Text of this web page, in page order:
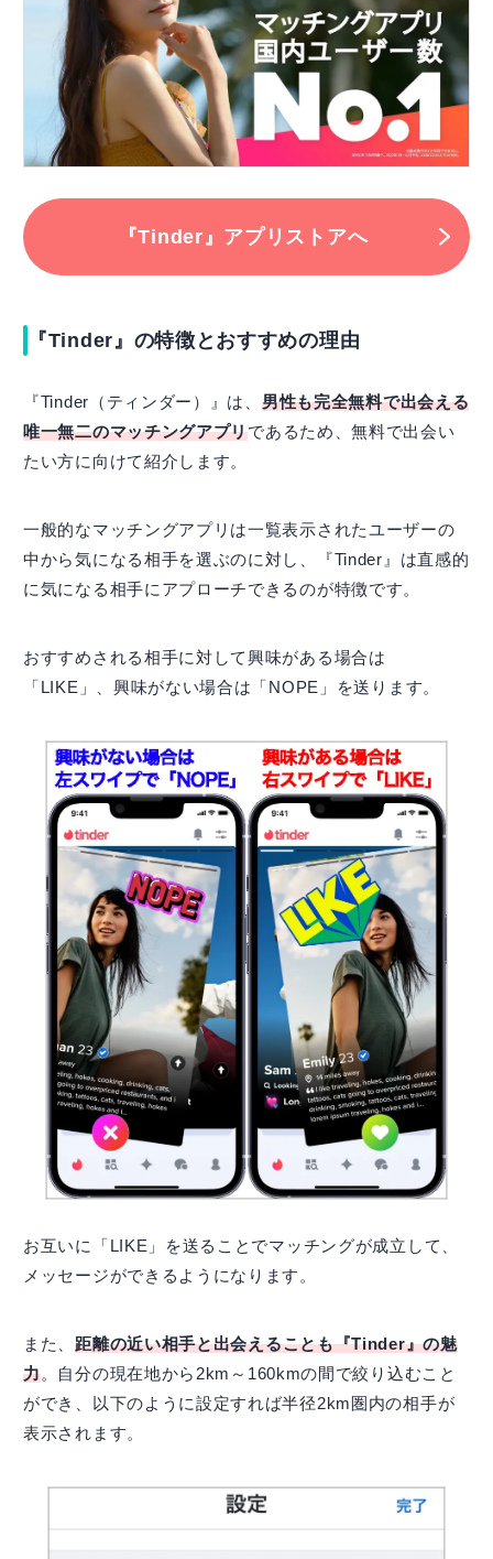
『Tinder』アプリストアへ
『Tinder』の特徴とおすすめの理由
『Tinder（ティンダー）』は、 男性も完全無料で出会える
唯一無二のマッチングアプリであるため、無料で出会い
たい方に向けて紹介します。
一般的なマッチングアプリは一覧表示されたユーザーの
中から気になる相手を選ぶのに対し、『Tinder』は直感的
に気になる相手にアプローチできるのが特徴です。
おすすめされる相手に対して興味がある場合は
「LIKE」、興味がない場合は「NOPE」を送ります。
お互いに「LIKE」を送ることでマッチングが成立して、
メッセージができるようになります。
また、距離の近い相手と出会えることも『Tinder』の魅
力。自分の現在地から2km～160kmの間で絞り込むこと
ができ、以下のように設定すれば半径2km圏内の相手が
表示されます。